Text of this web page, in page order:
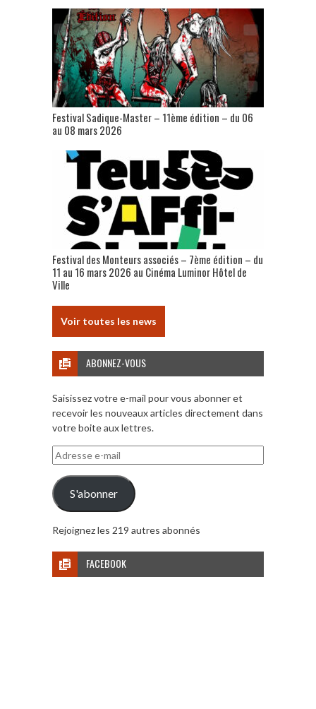
Festival Sadique-Master – 11ème édition – du 06
au 08 mars 2026
Festival des Monteurs associés – 7ème édition – du
11 au 16 mars 2026 au Cinéma Luminor Hôtel de
Ville
Voir toutes les news
ABONNEZ-VOUS
Saisissez votre e-mail pour vous abonner et
recevoir les nouveaux articles directement dans
votre boite aux lettres.
Adresse
e-
mail
S'abonner
Rejoignez les 219 autres abonnés
FACEBOOK